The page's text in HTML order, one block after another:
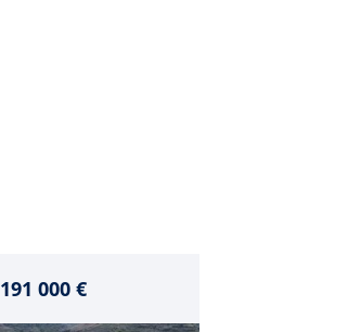
191 000 €